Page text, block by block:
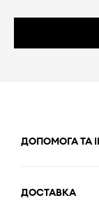
ДОПОМОГА ТА
ДОСТАВКА